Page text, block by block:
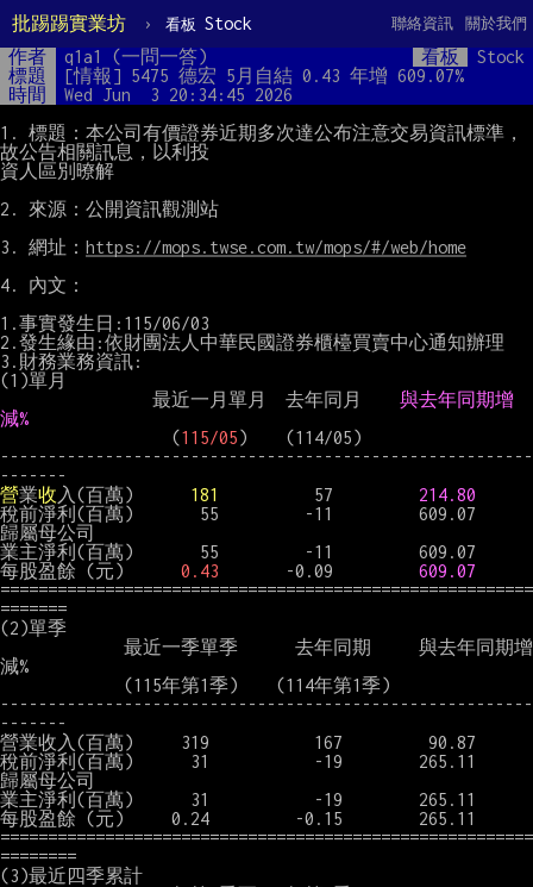
批踢踢實業坊 › 看板 Stock 關於我們
聯絡資訊
作者 q1a1 (一問一答) 看板
Stock
標題
[情報] 5475 德宏 5月自結 0.43 年增 609.07%
時間
Wed Jun  3 20:34:45 2026
1. 標題：本公司有價證券近期多次達公布注意交易資訊標準，
故公告相關訊息，以利投
資人區別暸解
2. 來源：公開資訊觀測站
3. 網址： https://mops.twse.com.tw/mops/#/web/home
4. 內文：
1.事實發生日:115/06/03
2.發生緣由:依財團法人中華民國證券櫃檯買賣中心通知辦理
3.財務業務資訊:
(1)單月
                最近一月單月  去年同月
與去年同期增
減%
                  (
115/05)    (114/05)
--------------------------------------------------------
營業收 入(百萬) 181
          57
214.80
稅前淨利(百萬)       55         -11         609.07
歸屬母公司
業主淨利(百萬)       55         -11         609.07
每股盈餘 (元) 0.43
       -0.09
609.07
========================================================
=======
(2)單季
減%
--------------------------------------------------------
-------
營業收入(百萬)     319           167         90.87
稅前淨利(百萬)      31           -19        265.11
歸屬母公司
業主淨利(百萬)      31           -19        265.11
每股盈餘 (元)     0.24         -0.15        265.11
========================================================
========
(3)最近四季累計